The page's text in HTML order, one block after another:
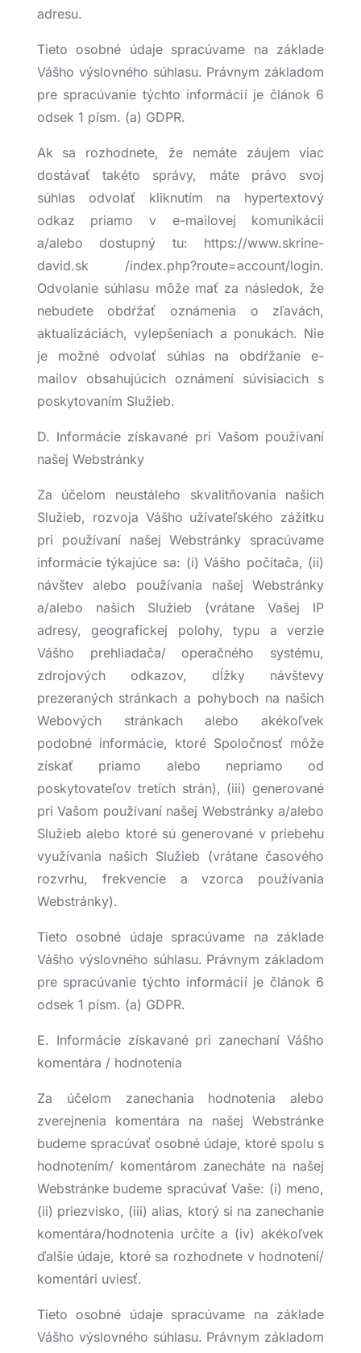
adresu.
Tieto osobné údaje spracúvame na základe
Vášho výslovného súhlasu. Právnym základom
pre spracúvanie týchto informácií je článok 6
odsek 1 písm. (a) GDPR.
Ak sa rozhodnete, že nemáte záujem viac
dostávať takéto správy, máte právo svoj
súhlas odvolať kliknutím na hypertextový
odkaz priamo v e-mailovej komunikácii
a/alebo dostupný tu: https://www.skrine-
david.sk /index.php?route=account/login.
Odvolanie súhlasu môže mať za následok, že
nebudete obdŕžať oznámenia o zľavách,
aktualizáciách, vylepšeniach a ponukách. Nie
je možné odvolať súhlas na obdŕžanie e-
mailov obsahujúcich oznámení súvisiacich s
poskytovaním Služieb.
D. Informácie získavané pri Vašom používaní
našej Webstránky
Za účelom neustáleho skvalitňovania našich
Služieb, rozvoja Vášho užívateľského zážitku
pri používaní našej Webstránky spracúvame
informácie týkajúce sa: (i) Vášho počítača, (ii)
návštev alebo používania našej Webstránky
a/alebo našich Služieb (vrátane Vašej IP
adresy, geografickej polohy, typu a verzie
Vášho prehliadača/ operačného systému,
zdrojových odkazov, dĺžky návštevy
prezeraných stránkach a pohyboch na našich
Webových stránkach alebo akékoľvek
podobné informácie, ktoré Spoločnosť môže
získať priamo alebo nepriamo od
poskytovateľov tretích strán), (iii) generované
pri Vašom používaní našej Webstránky a/alebo
Služieb alebo ktoré sú generované v priebehu
využívania našich Služieb (vrátane časového
rozvrhu, frekvencie a vzorca používania
Webstránky).
Tieto osobné údaje spracúvame na základe
Vášho výslovného súhlasu. Právnym základom
pre spracúvanie týchto informácií je článok 6
odsek 1 písm. (a) GDPR.
E. Informácie získavané pri zanechaní Vášho
komentára / hodnotenia
Za účelom zanechania hodnotenia alebo
zverejnenia komentára na našej Webstránke
budeme spracúvať osobné údaje, ktoré spolu s
hodnotením/ komentárom zanecháte na našej
Webstránke budeme spracúvať Vaše: (i) meno,
(ii) priezvisko, (iii) alias, ktorý si na zanechanie
komentára/hodnotenia určíte a (iv) akékoľvek
ďalšie údaje, ktoré sa rozhodnete v hodnotení/
komentári uviesť.
Tieto osobné údaje spracúvame na základe
Vášho výslovného súhlasu. Právnym základom